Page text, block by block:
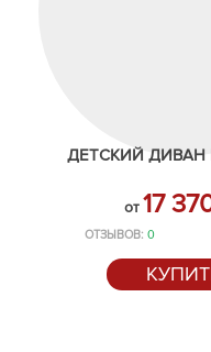
ДЕТСКИЙ ДИВАН
от 17
ОТЗЫВОВ: 0